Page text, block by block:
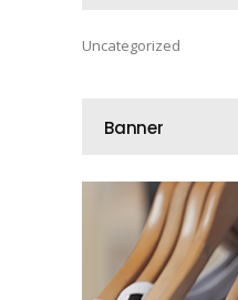
Uncategorized
Banner